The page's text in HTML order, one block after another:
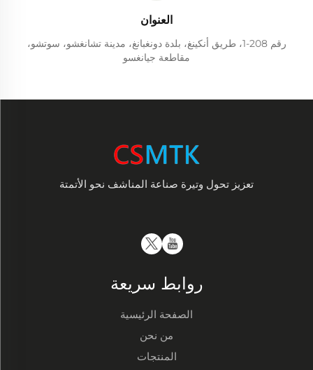
العنوان
رقم 208-1، طريق أنكينغ، بلدة دونغبانغ، مدينة تشانغشو، سوتشو،
مقاطعة جيانغسو
تعزيز تحول وتيرة صناعة المناشف نحو الأتمتة
روابط سريعة
الصفحة الرئيسية
من نحن
المنتجات